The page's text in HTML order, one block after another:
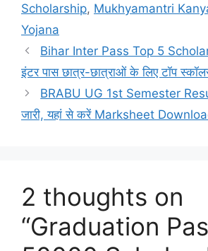
Scholarship, Mukhyamantri
Yojana
Bihar Inter Pass Top 5
इंटर पास छात्र-छात्राओं के लिए टॉप
BRABU UG 1st Semester
जारी, यहां से करें Marksheet
2 thoughts on
“Graduation